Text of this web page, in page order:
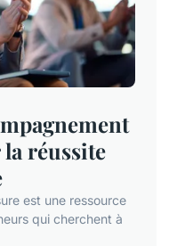
réussite
est une ressource
qui cherchent à